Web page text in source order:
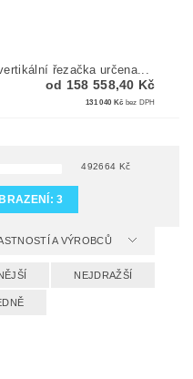
řezačka určena...
od 158 558,40 Kč
131 040 Kč bez DPH
492664 Kč
3
A VÝROBCŮ
NEJDRAŽŠÍ